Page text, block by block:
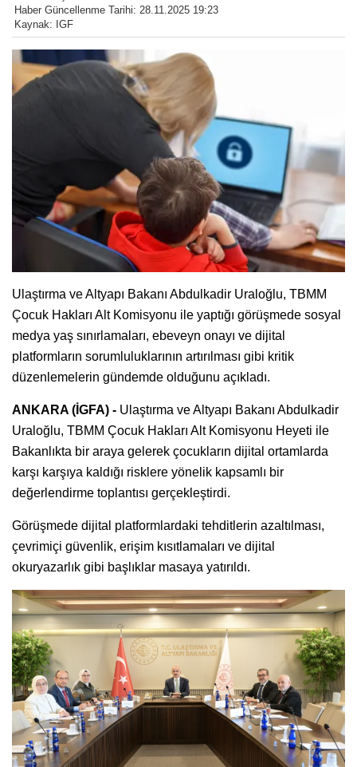
Haber Güncellenme Tarihi: 28.11.2025 19:23
Kaynak: IGF
Ulaştırma ve Altyapı Bakanı Abdulkadir Uraloğlu, TBMM
Çocuk Hakları Alt Komisyonu ile yaptığı görüşmede sosyal
medya yaş sınırlamaları, ebeveyn onayı ve dijital
platformların sorumluluklarının artırılması gibi kritik
düzenlemelerin gündemde olduğunu açıkladı.
ANKARA (İGFA) - Ulaştırma ve Altyapı Bakanı Abdulkadir
Uraloğlu, TBMM Çocuk Hakları Alt Komisyonu Heyeti ile
Bakanlıkta bir araya gelerek çocukların dijital ortamlarda
karşı karşıya kaldığı risklere yönelik kapsamlı bir
değerlendirme toplantısı gerçekleştirdi.
Görüşmede dijital platformlardaki tehditlerin azaltılması,
çevrimiçi güvenlik, erişim kısıtlamaları ve dijital
okuryazarlık gibi başlıklar masaya yatırıldı.